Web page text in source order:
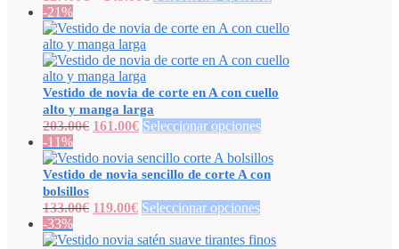
-21%
Vestido de novia de corte en A con cuello
alto y manga larga
203.00€ 161.00€ Seleccionar opciones
-11%
Vestido de novia sencillo de corte A con
bolsillos
133.00€ 119.00€ Seleccionar opciones
-33%